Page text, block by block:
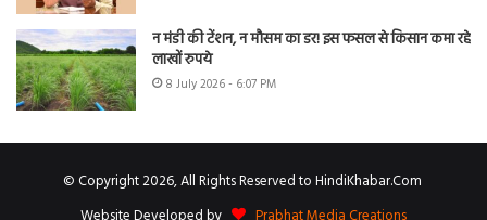
न मंडी की टेंशन, न मौसम का डर! इस फसल से किसान कमा रहे
लाखों रुपये
8 July 2026 - 6:07 PM
© Copyright 2026, All Rights Reserved to HindiKhabar.Com